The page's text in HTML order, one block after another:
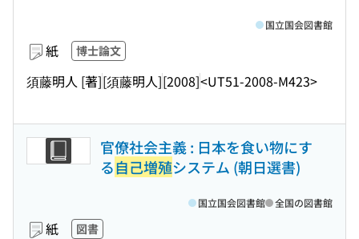
紙 博士論文
須藤明人 [著][須藤明人][2008]<UT51-2008-M423>
国立国会図書館
官僚社会主義 : 日本を食い物にす
る自己増殖システム (朝日選書)
紙 図書
国立国会図書館 全国の図書館